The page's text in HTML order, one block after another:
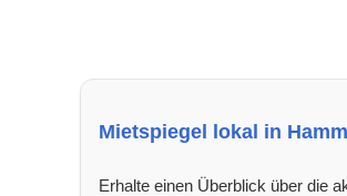
Mietspiegel lokal in Hamm
Erhalte einen Überblick über die